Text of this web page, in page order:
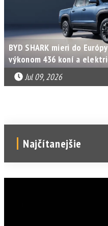
BYD SHARK mieri do
výkonom 436 koní a
Jul 09, 2026
Najčítanejšie